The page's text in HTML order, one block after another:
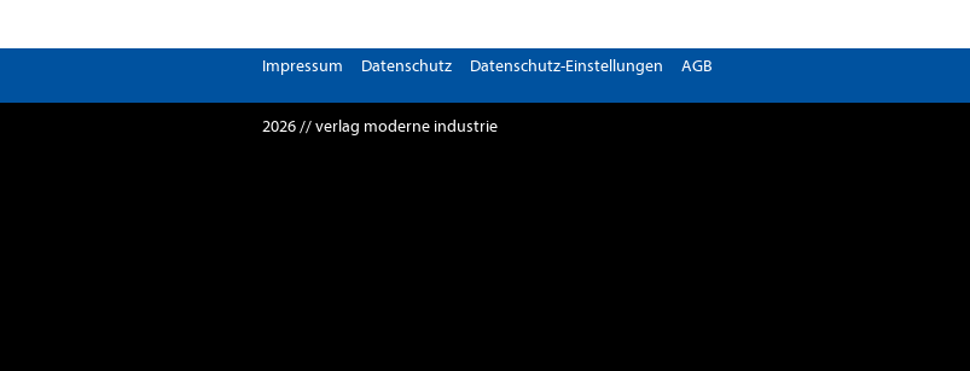
Impressum Datenschutz Datenschutz-Einstellungen AGB
2026 // verlag moderne industrie